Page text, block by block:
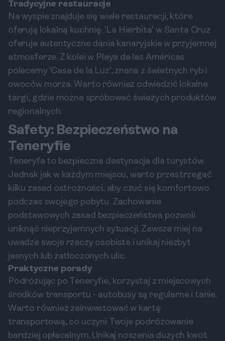
Tradycyjne restauracje
Na wyspie znajduje się wiele restauracji, które
oferują lokalną kuchnię. 'La Hierbita' w Santa Cruz
oferuje autentyczne dania kanaryjskie w przyjemnej
atmosferze. Z kolei w Playa de las Américas
polecamy 'Casa de la Luz', znana z świetnych ryb i
owoców morza. Warto również odwiedzić lokalne
targi, gdzie można spróbować świeżych produktów
regionalnych.
Safety: Bezpieczeństwo na
Teneryfie
Teneryfa to bezpieczna destynacja dla turystów.
Jednak jak w każdym miejscu, warto przestrzegać
kilku zasad ostrożności, aby czuć się komfortowo
podczas swojego pobytu. Zachowanie
podstawowych zasad bezpieczeństwa pozwoli
uniknąć nieprzyjemnych sytuacji. Zawsze miej na
uwadze swoje rzeczy osobiste i unikaj niezbyt
jasnych lub zatłoczonych ulic.
Praktyczne porady
Podróżując po Teneryfie, korzystaj z miejscowych
środków transportu - autobusy są regularne i tanie.
Warto również zainwestować w kartę
transportową, co uczyni Twoje podróżowanie
bardziej opłacalnym. Unikaj noszenia dużych kwot